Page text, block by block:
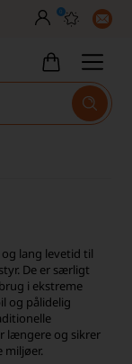
0
lang levetid til
De er særligt
i ekstreme
og pålidelig
længere og sikrer
miljøer.